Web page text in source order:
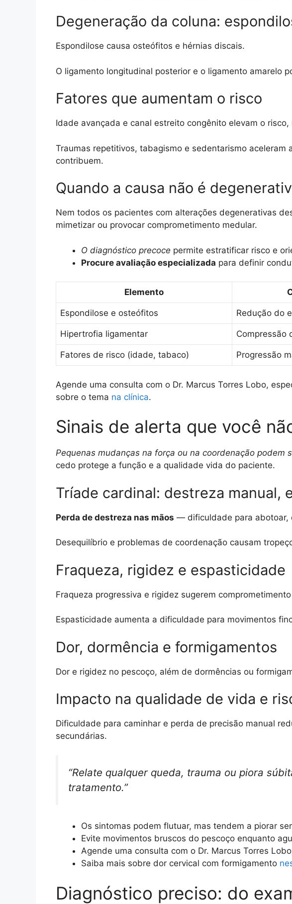
Degeneração da coluna:
Espondilose causa osteófitos e hérnias discais.
O ligamento longitudinal posterior e o ligamento amarelo
Fatores que aumentam o risco
Idade avançada e canal estreito congênito elevam o
Traumas repetitivos, tabagismo e sedentarismo
contribuem.
Quando a causa não é
Nem todos os pacientes com alterações degenerativas
mimetizar ou provocar comprometimento medular.
O diagnóstico precoce permite estratificar risco e
Procure avaliação especializada para definir
Elemento
Espondilose e osteófitos Redução do
Hipertrofia ligamentar Compressão
Fatores de risco (idade, tabaco) Progressão
Agende uma consulta com o Dr. Marcus Torres Lobo,
sobre o tema na clínica.
Sinais de alerta que você
Pequenas mudanças na força ou na coordenação podem
cedo protege a função e a qualidade vida do paciente.
Tríade cardinal: destreza manual,
Perda de destreza nas mãos — dificuldade para abotoar,
Desequilíbrio e problemas de coordenação causam
Fraqueza, rigidez e espasticidade
Fraqueza progressiva e rigidez sugerem
Espasticidade aumenta a dificuldade para movimentos
Dor, dormência e formigamentos
Dor e rigidez no pescoço, além de dormências ou
Impacto na qualidade de vida e
Dificuldade para caminhar e perda de precisão manual
secundárias.
“Relate qualquer queda, trauma ou piora
tratamento.”
Os sintomas podem flutuar, mas tendem a piorar
Evite movimentos bruscos do pescoço enquanto
Agende uma consulta com o Dr. Marcus Torres
Saiba mais sobre dor cervical com formigamento
Diagnóstico preciso: do